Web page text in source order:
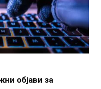
објави за